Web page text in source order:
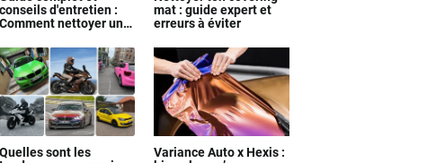
conseils d'entretien :
Comment nettoyer un
?
mat : guide expert et
erreurs à éviter
Quelles sont les
Variance Auto x Hexis :